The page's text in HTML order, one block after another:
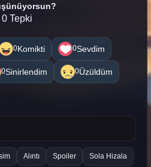
0 Tepki
0Komikti 0Sevdim
0Sinirlendim 0Üzüldüm
Alıntı Spoiler Sola Hizala